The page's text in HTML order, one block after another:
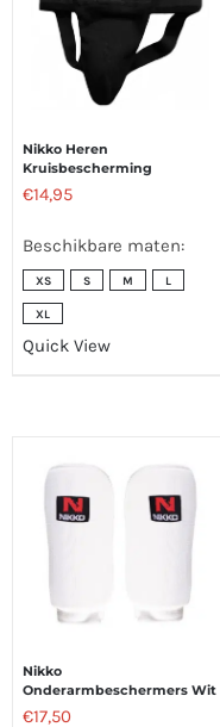
Nikko Heren
Kruisbescherming
€14,95
Beschikbare maten:
XS S M L
XL
Quick View
Nikko
Onderarmbeschermers Wit
€17,50